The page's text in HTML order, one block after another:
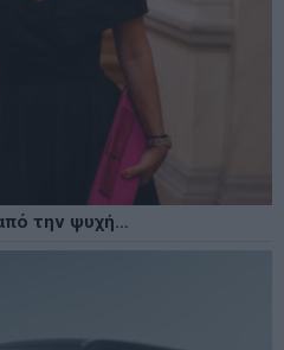
την ψυχή…